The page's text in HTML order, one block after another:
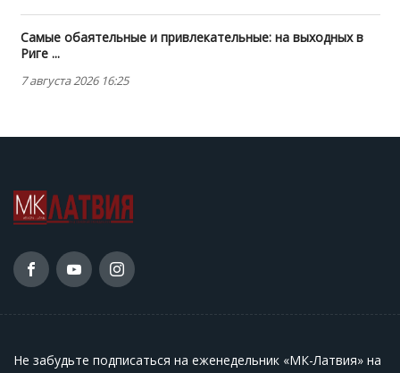
Самые обаятельные и привлекательные: на выходных в
Риге ...
7 августа 2026 16:25
Не забудьте подписаться на еженедельник «МК-Латвия» на